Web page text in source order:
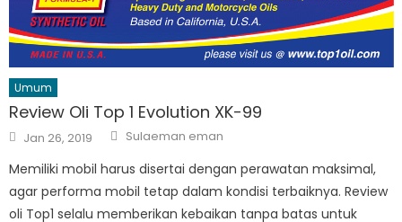
Umum
Review Oli Top 1 Evolution XK-99
Posted
on
Jan 26, 2019 Author
Sulaeman eman
Memiliki mobil harus disertai dengan perawatan maksimal,
agar performa mobil tetap dalam kondisi terbaiknya. Review
oli Top1 selalu memberikan kebaikan tanpa batas untuk